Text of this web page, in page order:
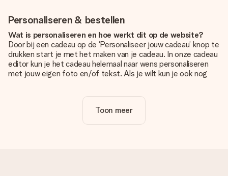
Personaliseren & bestellen
Wat is personaliseren en hoe werkt dit op de website?
Door bij een cadeau op de ‘Personaliseer jouw cadeau’ knop te
drukken start je met het maken van je cadeau. In onze cadeau
editor kun je het cadeau helemaal naar wens personaliseren
met jouw eigen foto en/of tekst. Als je wilt kun je ook nog
Is personalisatie in de prijs inbegrepen?
De prijs die op de website wordt getoond is inclusief de
Toon meer